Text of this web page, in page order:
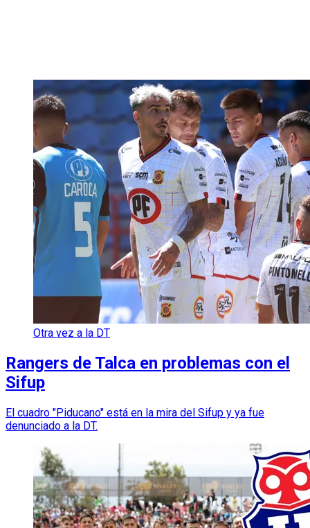
Otra vez a la DT
Rangers de Talca en problemas con el
Sifup
El cuadro "Piducano" está en la mira del Sifup y ya fue
denunciado a la DT.